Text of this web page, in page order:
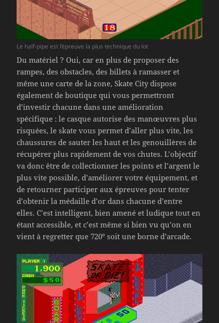
Le half-pipe est l’épreuve la plus technique du lot
Du matériel ? Oui, car en plus de proposer des
rampes, des obstacles, des billets à ramasser et
même une carte de la zone, Skate City dispose
également de boutique qui vous permettront
d’investir chacune dans une amélioration
spécifique : le casque autorise des manœuvres plus
risquées, le skate vous permet d’aller plus vite, les
chaussures de sauter les haut et les genouillères de
récupérer plus rapidement de vos chutes. L’objectif
va donc être de collectionner les points et l’argent le
plus vite possible, d’améliorer votre équipement, et
de retourner participer aux épreuves pour tenter
d’obtenir la médaille d’or dans chacune d’entre
elles. C’est intelligent, bien amené et ludique tout en
étant accessible, et c’est même si bien vu qu’on en
vient à regretter que 720° soit une borne d’arcade.